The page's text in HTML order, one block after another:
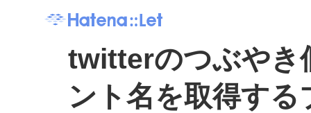
twitterのつぶやき
ント名を取得す